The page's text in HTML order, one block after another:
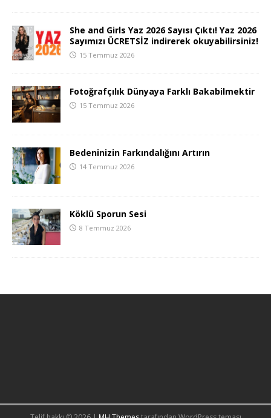
She and Girls Yaz 2026 Sayısı Çıktı! Yaz 2026
Sayımızı ÜCRETSİZ indirerek okuyabilirsiniz!
15 Temmuz 2026
Fotoğrafçılık Dünyaya Farklı Bakabilmektir
15 Temmuz 2026
Bedeninizin Farkındalığını Artırın
14 Temmuz 2026
Köklü Sporun Sesi
8 Temmuz 2026